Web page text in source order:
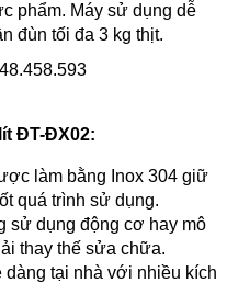
phẩm. Máy sử dụng dễ
đùn tối đa 3 kg thịt.
ĐT-ĐX02:
làm bằng Inox 304 giữ
quá trình sử dụng.
sử dụng động cơ hay mô
thay thế sửa chữa.
dàng tại nhà với nhiều kích